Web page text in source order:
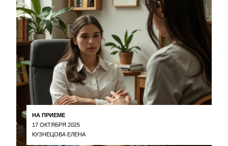
НА ПРИЕМЕ
17 ОКТЯБРЯ 2025
КУЗНЕЦОВА ЕЛЕНА